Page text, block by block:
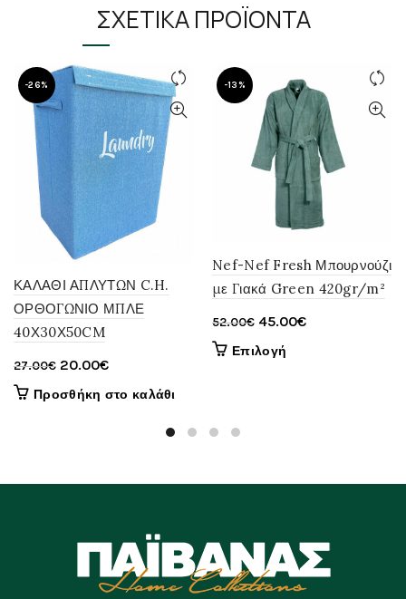
Οι
επιλογές
μπορούν
να
επιλεγούν
στη
σελίδα
του
προϊόντος
Οι
επιλογές
επιλεγούν
στη
σελίδα
του
προϊόντος
ΣΧΕΤΙΚΆ ΠΡΟΪΌΝΤΑ
-26%
ΚΑΛΑΘΙ ΑΠΛΥΤΩΝ C.H.
ΟΡΘΟΓΩΝΙΟ ΜΠΛΕ
40Χ30Χ50CM
27.00€ Original
price
20.00€Η
τρέχουσα
Προσθήκη στο καλάθι
-13%
Nef-Nef Fresh Μπουρνούζι
με Γιακά Green 420gr/m²
52.00€ Original
price
45.00€Η
Επιλογή
επιλεγούν
στη
σελίδα